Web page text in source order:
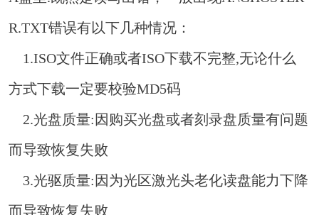
R.TXT错误有以下几种情况：
1.ISO文件正确或者ISO下载不完整,无论什么
方式下载一定要校验MD5码
2.光盘质量:因购买光盘或者刻录盘质量有问题
而导致恢复失败
3.光驱质量:因为光区激光头老化读盘能力下降
而导致恢复失败